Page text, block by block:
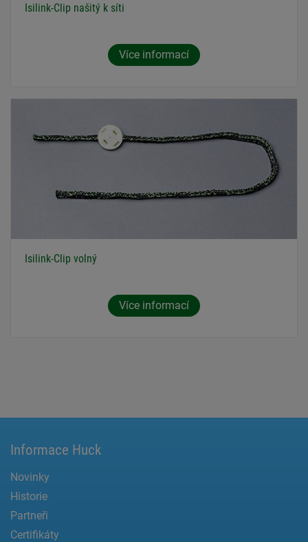
Isilink-Clip našitý k síti
Více informací
Isilink-Clip volný
Více informací
Informace Huck
Novinky
Historie
Partneři
Certifikáty